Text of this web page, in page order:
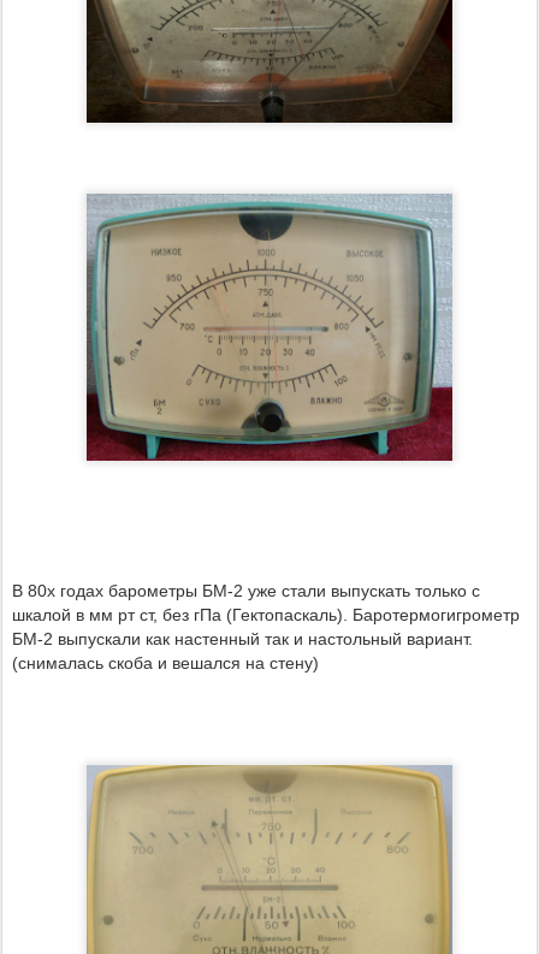
В 80х годах барометры БМ-2 уже стали выпускать только с
шкалой в мм рт ст, без гПа (Гектопаскаль).
Баротермогигрометр
БМ-2 выпускали как настенный так и настольный вариант.
(снималась скоба и вешался на стену)